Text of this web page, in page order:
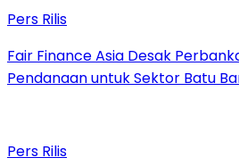
Pers Rilis
Fair Finance Asia Desak
Pendanaan untuk Sektor Batu
Pers Rilis